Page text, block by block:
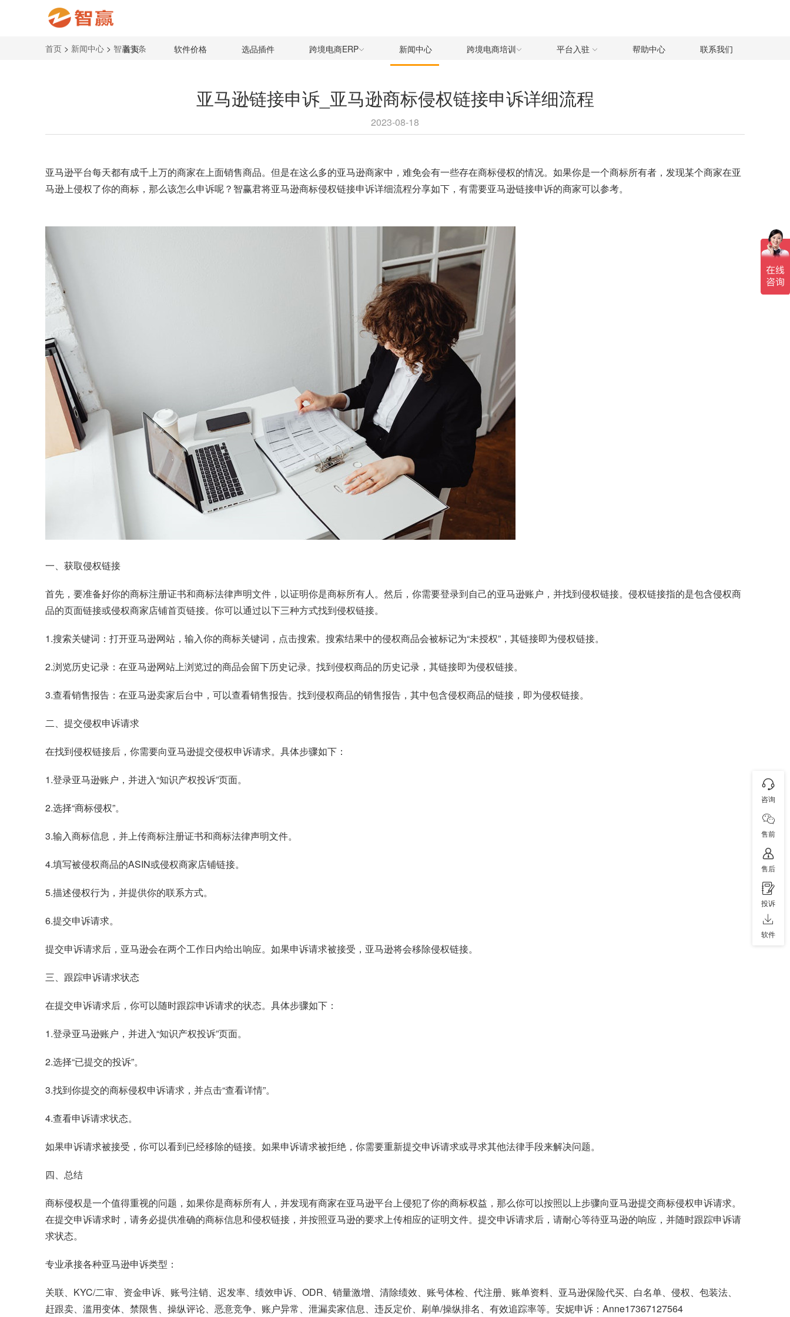
首页 软件价格 选品插件 跨境电商ERP 新闻中心 跨境电商培训 平台入驻 帮助中心 联系我们
首页 > 新闻中心 > 智赢头条
亚马逊链接申诉_亚马逊商标侵权链接申诉详细流程
2023-08-18
亚马逊平台每天都有成千上万的商家在上面销售商品。但是在这么多的亚马逊商家中，难免会有一些存在商标侵权的情况。如果你是一个商标所有者，发现某个商家在亚
马逊上侵权了你的商标，那么该怎么申诉呢？智赢君将亚马逊商标侵权链接申诉详细流程分享如下，有需要亚马逊链接申诉的商家可以参考。
一、获取侵权链接
首先，要准备好你的商标注册证书和商标法律声明文件，以证明你是商标所有人。然后，你需要登录到自己的亚马逊账户，并找到侵权链接。侵权链接指的是包含侵权商
品的页面链接或侵权商家店铺首页链接。你可以通过以下三种方式找到侵权链接。
1.搜索关键词：打开亚马逊网站，输入你的商标关键词，点击搜索。搜索结果中的侵权商品会被标记为“未授权”，其链接即为侵权链接。
2.浏览历史记录：在亚马逊网站上浏览过的商品会留下历史记录。找到侵权商品的历史记录，其链接即为侵权链接。
3.查看销售报告：在亚马逊卖家后台中，可以查看销售报告。找到侵权商品的销售报告，其中包含侵权商品的链接，即为侵权链接。
二、提交侵权申诉请求
在找到侵权链接后，你需要向亚马逊提交侵权申诉请求。具体步骤如下：
1.登录亚马逊账户，并进入“知识产权投诉”页面。
2.选择“商标侵权”。
3.输入商标信息，并上传商标注册证书和商标法律声明文件。
4.填写被侵权商品的ASIN或侵权商家店铺链接。
5.描述侵权行为，并提供你的联系方式。
6.提交申诉请求。
提交申诉请求后，亚马逊会在两个工作日内给出响应。如果申诉请求被接受，亚马逊将会移除侵权链接。
三、跟踪申诉请求状态
在提交申诉请求后，你可以随时跟踪申诉请求的状态。具体步骤如下：
1.登录亚马逊账户，并进入“知识产权投诉”页面。
2.选择“已提交的投诉”。
3.找到你提交的商标侵权申诉请求，并点击“查看详情”。
4.查看申诉请求状态。
如果申诉请求被接受，你可以看到已经移除的链接。如果申诉请求被拒绝，你需要重新提交申诉请求或寻求其他法律手段来解决问题。
四、总结
商标侵权是一个值得重视的问题，如果你是商标所有人，并发现有商家在亚马逊平台上侵犯了你的商标权益，那么你可以按照以上步骤向亚马逊提交商标侵权申诉请求。
在提交申诉请求时，请务必提供准确的商标信息和侵权链接，并按照亚马逊的要求上传相应的证明文件。提交申诉请求后，请耐心等待亚马逊的响应，并随时跟踪申诉请
求状态。
专业承接各种亚马逊申诉类型：
关联、KYC/二审、资金申诉、账号注销、迟发率、绩效申诉、ODR、销量激增、清除绩效、账号体检、代注册、账单资料、亚马逊保险代买、白名单、侵权、包装法、
赶跟卖、滥用变体、禁限售、操纵评论、恶意竞争、账户异常、泄漏卖家信息、违反定价、刷单/操纵排名、有效追踪率等。安妮申诉：Anne17367127564
咨询
售前
售后
投诉
软件